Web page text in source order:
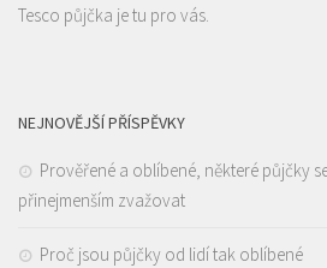
Tesco půjčka je tu pro vás.
NEJNOVĚJŠÍ PŘÍSPĚVKY
Prověřené a oblíbené, některé půjčky
přinejmenším zvažovat
Proč jsou půjčky od lidí tak oblíbené